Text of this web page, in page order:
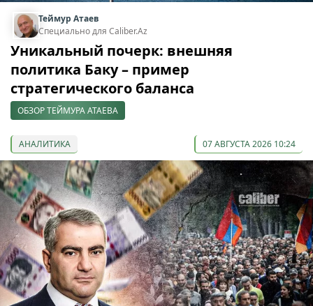
Теймур Атаев
Специально для Caliber.Az
Уникальный почерк: внешняя
политика Баку – пример
стратегического баланса
ОБЗОР ТЕЙМУРА АТАЕВА
АНАЛИТИКА 07 АВГУСТА 2026 10:24